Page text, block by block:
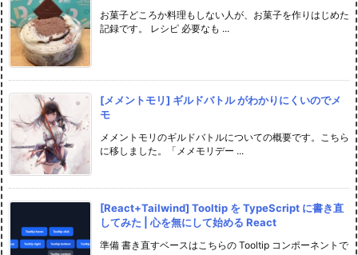
お菓子どころか料理もしない人が、お菓子を作りはじめた
記録です。 レシピ 必要なも ...
[メメントモリ] ギルドバトル がわかりにくいのでメ
モ
メメントモリのギルドバトルについての概要です。こちら
に移しました。「メメモリデー ...
[React+Tailwind] Tooltip を TypeScript に書き直
してみた | 心を無にして始める React
準備 書き直すベースはこちらの Tooltip コンポーネントで